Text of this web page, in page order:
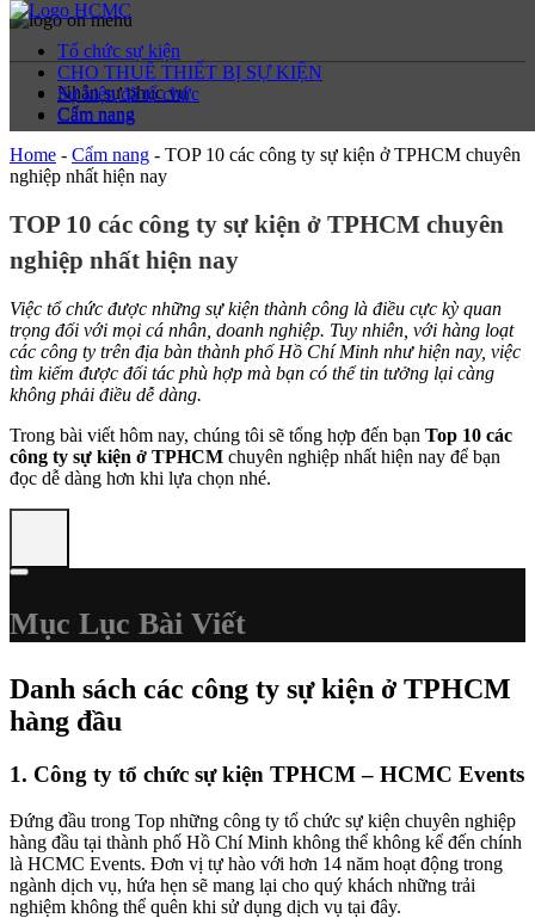
Nhân sự phục vụ
Cẩm nang
Tổ chức sự kiện
CHO THUÊ THIẾT BỊ SỰ KIỆN
Sự kiện đã tổ chức
Cẩm nang
Home - Cẩm nang - TOP 10 các công ty sự kiện ở TPHCM chuyên
nghiệp nhất hiện nay
TOP 10 các công ty sự kiện ở TPHCM chuyên
nghiệp nhất hiện nay
Việc tổ chức được những sự kiện thành công là điều cực kỳ quan
trọng đối với mọi cá nhân, doanh nghiệp. Tuy nhiên, với hàng loạt
các công ty trên địa bàn thành phố Hồ Chí Minh như hiện nay, việc
tìm kiếm được đối tác phù hợp mà bạn có thể tin tưởng lại càng
không phải điều dễ dàng.
Trong bài viết hôm nay, chúng tôi sẽ tổng hợp đến bạn Top 10 các
công ty sự kiện ở TPHCM chuyên nghiệp nhất hiện nay để bạn
đọc dễ dàng hơn khi lựa chọn nhé.
Mục Lục Bài Viết
Danh sách các công ty sự kiện ở TPHCM
hàng đầu
1. Công ty tổ chức sự kiện TPHCM – HCMC Events
Đứng đầu trong Top những công ty tổ chức sự kiện chuyên nghiệp
hàng đầu tại thành phố Hồ Chí Minh không thể không kể đến chính
là HCMC Events. Đơn vị tự hào với hơn 14 năm hoạt động trong
ngành dịch vụ, hứa hẹn sẽ mang lại cho quý khách những trải
nghiệm không thể quên khi sử dụng dịch vụ tại đây.